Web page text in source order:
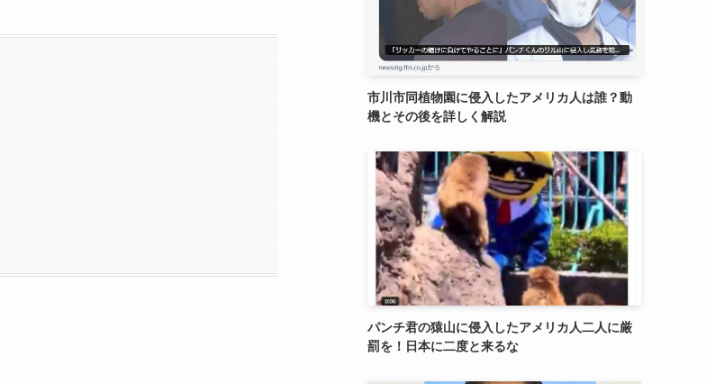
市川市同植物園に侵入したアメリカ人は誰？動
機とその後を詳しく解説
パンチ君の猿山に侵入したアメリカ人二人に厳
罰を！日本に二度と来るな